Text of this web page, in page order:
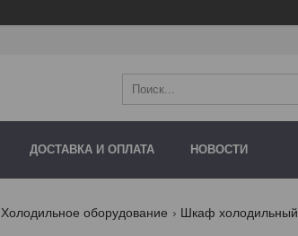
ДОСТАВКА И ОПЛАТА НОВОСТИ
Холодильное оборудование Шкаф холодильный